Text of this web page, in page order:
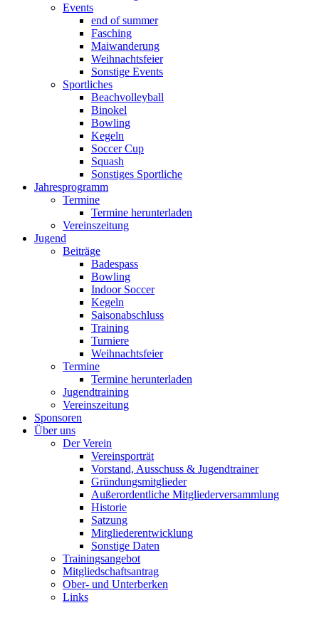
Events
end of summer
Fasching
Maiwanderung
Weihnachtsfeier
Sonstige Events
Sportliches
Beachvolleyball
Binokel
Bowling
Kegeln
Soccer Cup
Squash
Sonstiges Sportliche
Jahresprogramm
Termine
Termine herunterladen
Vereinszeitung
Jugend
Beiträge
Badespass
Bowling
Indoor Soccer
Kegeln
Saisonabschluss
Training
Turniere
Weihnachtsfeier
Termine
Termine herunterladen
Jugendtraining
Vereinszeitung
Sponsoren
Über uns
Der Verein
Vereinsporträt
Vorstand, Ausschuss & Jugendtrainer
Gründungsmitglieder
Außerordentliche Mitgliederversammlung
Historie
Satzung
Mitgliederentwicklung
Sonstige Daten
Trainingsangebot
Mitgliedschaftsantrag
Ober- und Unterberken
Links